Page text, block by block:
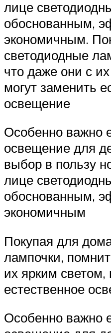
лице
обоснованным,
экономичным.
светодиодные
что даже они с
могут заменить
освещение
Особенно важно
освещение для
выбор в пользу
лице
обоснованным,
экономичным
Покупая для
лампочки,
их ярким светом,
естественное
Особенно важно